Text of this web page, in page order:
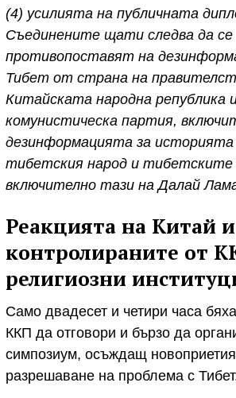
(4) усилията на публичната
Съединените щати следва да се
противопоставят на
Тибет от страна на
Китайската народна република
комунистическа партия,
дезинформацията за
тибетския народ и
включително тази на Далай
Реакцията на Китай и
контролираните от
религиозни
Само двадесет и четири часа
ККП да отговори и бързо да
симпозиум, осъждащ
разрешаване на проблема с